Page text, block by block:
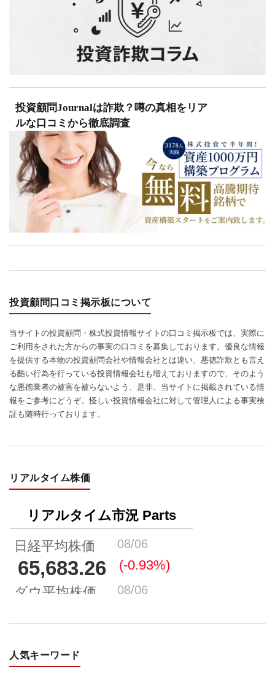
投資顧問Journalは詐欺？噂の真相をリア
ルな口コミから徹底調査
投資顧問口コミ掲示板について
当サイトの投資顧問・株式投資情報サイトの口コミ掲示板では、実際に
ご利用をされた方からの事実の口コミを募集しております。優良な情報
を提供する本物の投資顧問会社や情報会社とは違い、悪徳詐欺とも言え
る酷い行為を行っている投資情報会社も増えておりますので、そのよう
な悪徳業者の被害を被らないよう、是非、当サイトに掲載されている情
報をご参考にどうぞ。怪しい投資情報会社に対して管理人による事実検
証も随時行っております。
リアルタイム株価
人気キーワード